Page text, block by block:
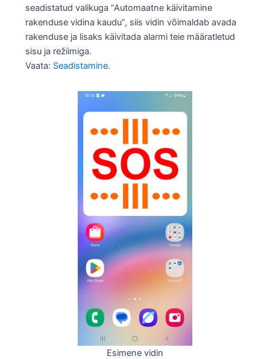
seadistatud valikuga “Automaatne käivitamine
rakenduse vidina kaudu”, siis vidin võimaldab avada
rakenduse ja lisaks käivitada alarmi teie määratletud
sisu ja režiimiga.
Vaata: Seadistamine.
Esimene vidin